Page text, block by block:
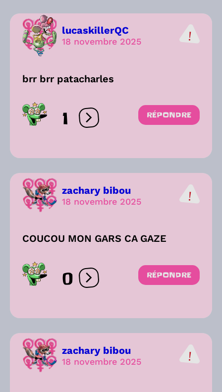
lucaskillerQC
18 novembre 2025
brr brr patacharles
1 Ouvrir les réactions
RÉPONDRE
zachary bibou
18 novembre 2025
COUCOU MON GARS CA GAZE
0 Ouvrir les réactions
RÉPONDRE
zachary bibou
18 novembre 2025